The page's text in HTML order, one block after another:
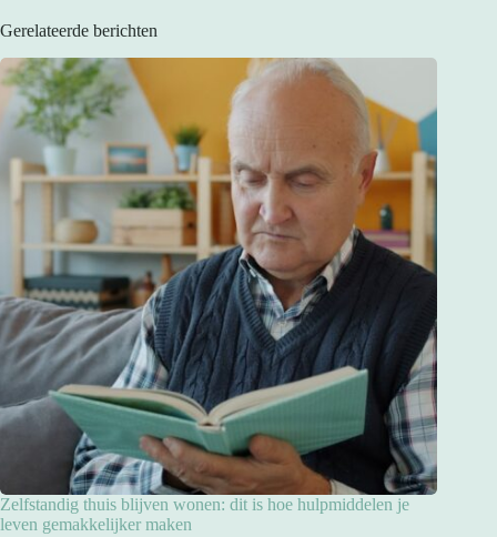
Gerelateerde berichten
Zelfstandig thuis blijven wonen: dit is hoe hulpmiddelen je
leven gemakkelijker maken